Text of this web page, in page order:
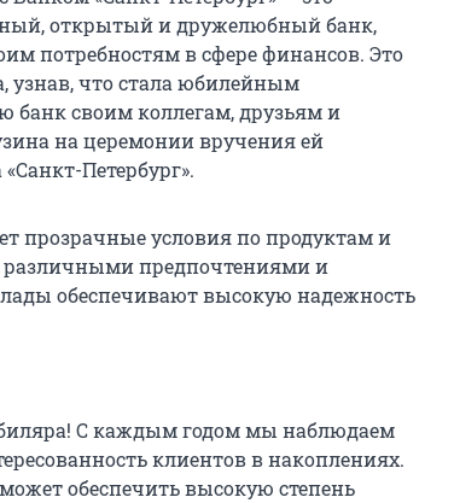
открытый и дружелюбный банк,
потребностям в сфере финансов. Это
узнав, что стала юбилейным
банк своим коллегам, друзьям и
на церемонии вручения ей
Петербург».
прозрачные условия по продуктам и
различными предпочтениями и
обеспечивают высокую надежность
С каждым годом мы наблюдаем
клиентов в накоплениях.
обеспечить высокую степень